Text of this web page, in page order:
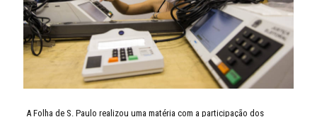
A Folha de S. Paulo realizou uma matéria com a participação dos